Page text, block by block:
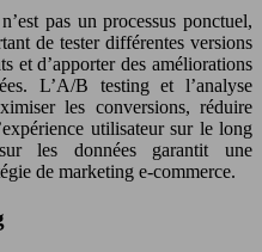
pas un processus ponctuel,
de tester différentes versions
et d’apporter des améliorations
L’A/B testing et l’analyse
les conversions, réduire
utilisateur sur le long
les données garantit une
de marketing e-commerce.